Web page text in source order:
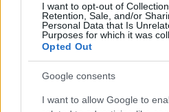
I want to opt-out of
Retention, Sale, and/or
Personal Data that Is
Purposes for which it was
Opted Out
Google consents
I want to allow Google to
szembekerülnek
az USA által
öböl menti arab
irániak
ellensúlyozó